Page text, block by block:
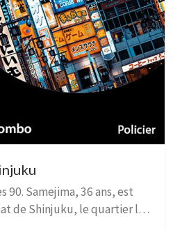
90. Samejima, 36 ans, est
de Shinjuku, le quartier le